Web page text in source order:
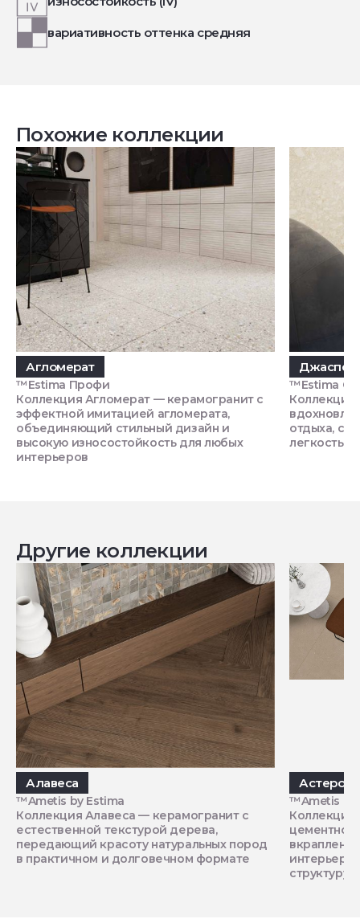
вариативность оттенка средняя
Похожие коллекции
Агломерат
™Estima Профи
Коллекция Агломерат — керамогранит с
эффектной имитацией агломерата,
объединяющий стильный дизайн и
высокую износостойкость для любых
интерьеров
Джаспер
™Estima
Коллекция
отдыха,
легкость
Другие коллекции
Алавеса
™Ametis by Estima
Коллекция Алавеса — керамогранит с
естественной текстурой дерева,
передающий красоту натуральных пород
в практичном и долговечном формате
Астеро
™Ametis by
Коллекция
цементной
интерьеру
структуру